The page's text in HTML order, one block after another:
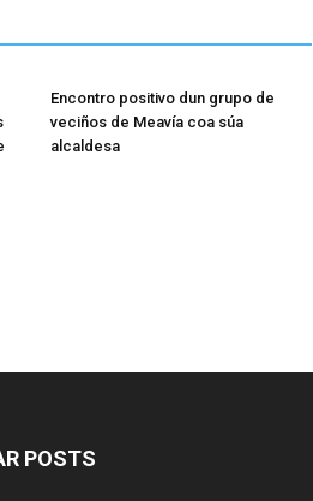
Encontro positivo dun grupo de
veciños de Meavía coa súa
alcaldesa
POSTS